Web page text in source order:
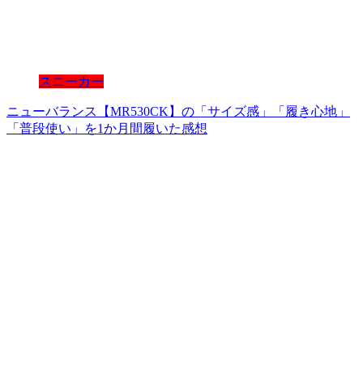
スニーカー
ニューバランス【MR530CK】の「サイズ感」「履き心地」
「普段使い」を1か月間履いた感想